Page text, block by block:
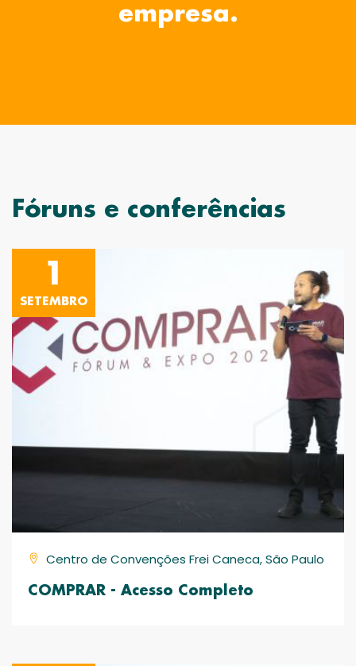
empresa.
Fóruns e conferências
1
SETEMBRO
Centro de Convenções Frei Caneca, São Paulo
COMPRAR - Acesso Completo